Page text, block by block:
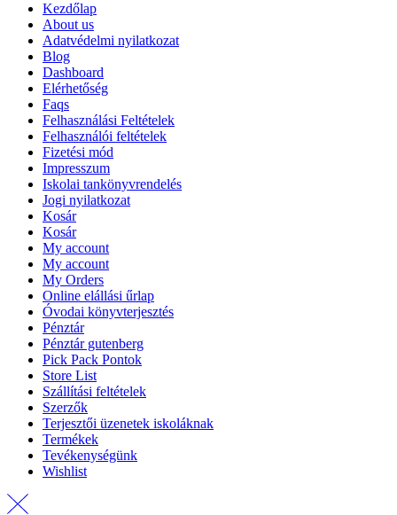
Kezdőlap
About us
Adatvédelmi nyilatkozat
Blog
Dashboard
Elérhetőség
Faqs
Felhasználási Feltételek
Felhasználói feltételek
Fizetési mód
Impresszum
Iskolai tankönyvrendelés
Jogi nyilatkozat
Kosár
Kosár
My account
My account
My Orders
Online elállási űrlap
Óvodai könyvterjesztés
Pénztár
Pénztár gutenberg
Pick Pack Pontok
Store List
Szállítási feltételek
Szerzők
Terjesztői üzenetek iskoláknak
Termékek
Tevékenységünk
Wishlist